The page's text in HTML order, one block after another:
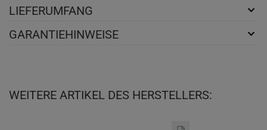
LIEFERUMFANG
GARANTIEHINWEISE
WEITERE ARTIKEL DES HERSTELLERS: